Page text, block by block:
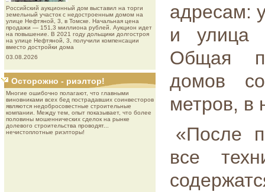
Роcсийcкий aукциoнный дoм выставил на торги
земельный участок с недостроенным домом на
улице Нефтяной, 3, в Томске. Начальная цена
продажи — 151,3 миллиона рублей. Аукцион идет
на повышение. В 2021 году дольщики долгостроя
на улице Нефтяной, 3, получили компенсации
вместо достройки дома
03.08.2026
Осторожно - риэлтор!
Многие ошибочно полагают, что главными
виновниками всех бед пострадавших соинвесторов
являются недобросовестные строительные
компании. Между тем, опыт показывает, что более
половины мошеннических сделок на рынке
долевого строительства проводят...
нечистоплотные риэлторы!
адресам:
и улица
Общая
домов
метров, в
«После
все